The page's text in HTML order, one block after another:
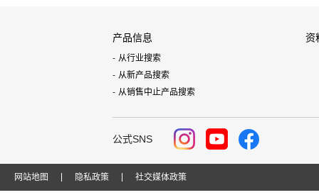
产品信息
从行业搜索
从新产品搜索
从销售中止产品搜索
资
公式SNS
网站地图 隐私政策 社交媒体政策